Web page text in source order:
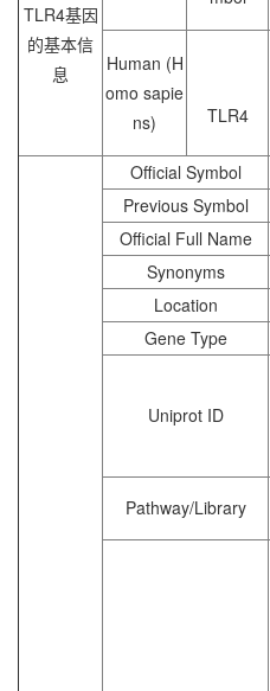
TLR4基因
的基本信
息
Human (H
omo sapie
ns)
TLR4
Official Symbol
Previous Symbol
Official Full Name
Synonyms
Location
Gene Type
Uniprot ID
Pathway/Library